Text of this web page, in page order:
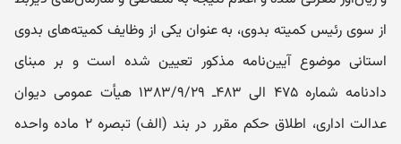
از سوی رئیس کمیته بدوی، به عنوان یکی از وظایف کمیته‌های بدوی
استانی موضوع آیین‌نامه مذکور تعیین شده است و بر مبنای
دادنامه شماره ۴۷۵ الی ۴۸۳ـ ۱۳۸۳/۹/۲۹ هیأت عمومی دیوان
عدالت اداری، اطلاق حکم مقرر در بند (الف) تبصره ۲ ماده واحده